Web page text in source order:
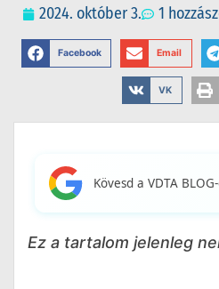
2024. október 3.
1
Facebook Email
VK
Kövesd a VDTA
Ez a tartalom jelenleg